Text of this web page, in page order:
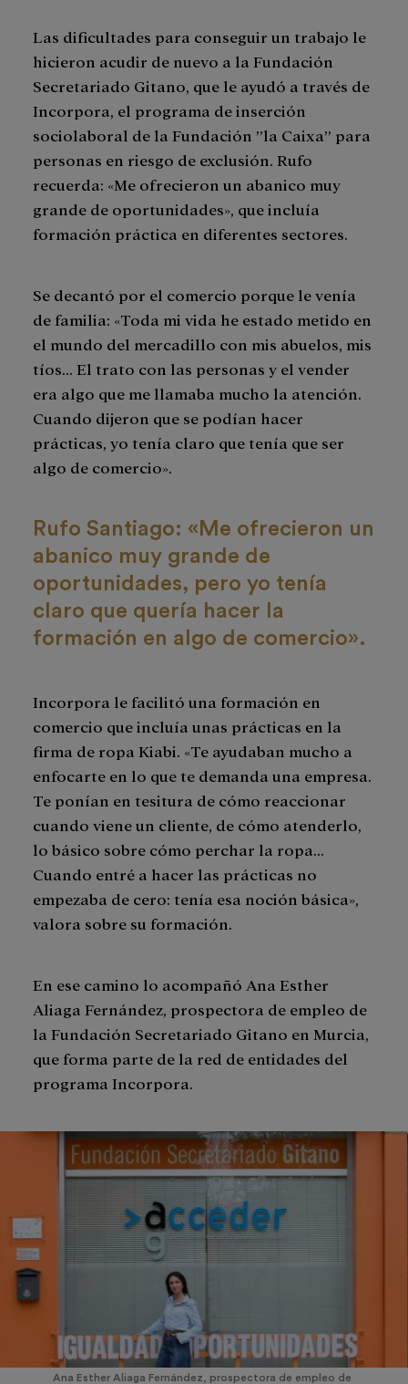
Las dificultades para conseguir un trabajo le
hicieron acudir de nuevo a la Fundación
Secretariado Gitano, que le ayudó a través de
Incorpora, el programa de inserción
sociolaboral de la Fundación ”la Caixa” para
personas en riesgo de exclusión. Rufo
recuerda: «Me ofrecieron un abanico muy
grande de oportunidades», que incluía
formación práctica en diferentes sectores.
Se decantó por el comercio porque le venía
de familia: «Toda mi vida he estado metido en
el mundo del mercadillo con mis abuelos, mis
tíos… El trato con las personas y el vender
era algo que me llamaba mucho la atención.
Cuando dijeron que se podían hacer
prácticas, yo tenía claro que tenía que ser
algo de comercio».
Rufo Santiago: «Me ofrecieron un
abanico muy grande de
oportunidades, pero yo tenía
claro que quería hacer la
formación en algo de comercio».
Incorpora le facilitó una formación en
comercio que incluía unas prácticas en la
firma de ropa Kiabi. «Te ayudaban mucho a
enfocarte en lo que te demanda una empresa.
Te ponían en tesitura de cómo reaccionar
cuando viene un cliente, de cómo atenderlo,
lo básico sobre cómo perchar la ropa…
Cuando entré a hacer las prácticas no
empezaba de cero: tenía esa noción básica»,
valora sobre su formación.
En ese camino lo acompañó Ana Esther
Aliaga Fernández, prospectora de empleo de
la Fundación Secretariado Gitano en Murcia,
que forma parte de la red de entidades del
programa Incorpora.
Ana Esther Aliaga Fernández, prospectora de empleo de